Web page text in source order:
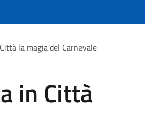
la magia del Carnevale
in Città